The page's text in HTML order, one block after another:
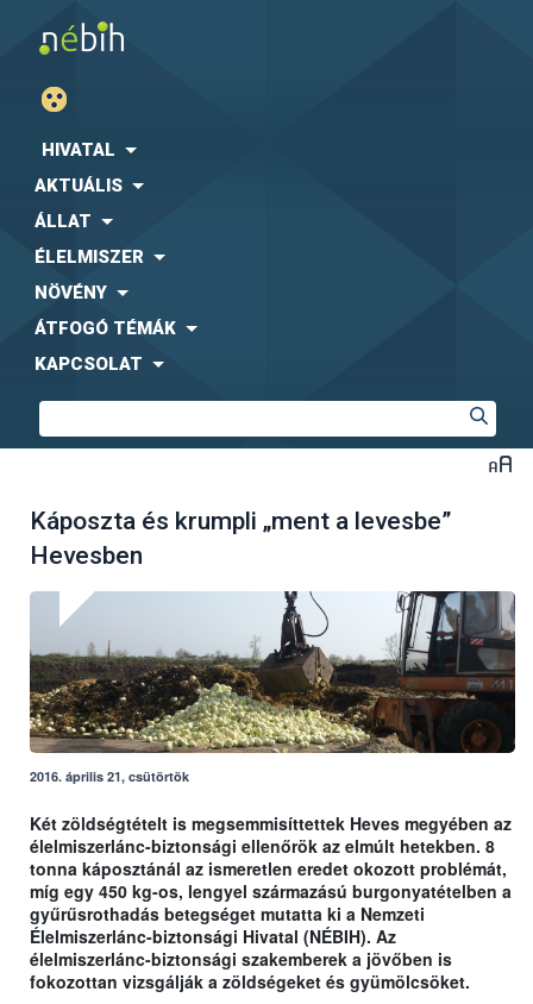
HIVATAL
AKTUÁLIS
ÁLLAT
ÉLELMISZER
NÖVÉNY
ÁTFOGÓ TÉMÁK
KAPCSOLAT
Káposzta és krumpli „ment a levesbe”
Hevesben
2016. április 21, csütörtök
Két zöldségtételt is megsemmisíttettek Heves megyében az
élelmiszerlánc-biztonsági ellenőrök az elmúlt hetekben. 8
tonna káposztánál az ismeretlen eredet okozott problémát,
míg egy 450 kg-os, lengyel származású burgonyatételben a
gyűrűsrothadás betegséget mutatta ki a Nemzeti
Élelmiszerlánc-biztonsági Hivatal (NÉBIH). Az
élelmiszerlánc-biztonsági szakemberek a jövőben is
fokozottan vizsgálják a zöldségeket és gyümölcsöket.